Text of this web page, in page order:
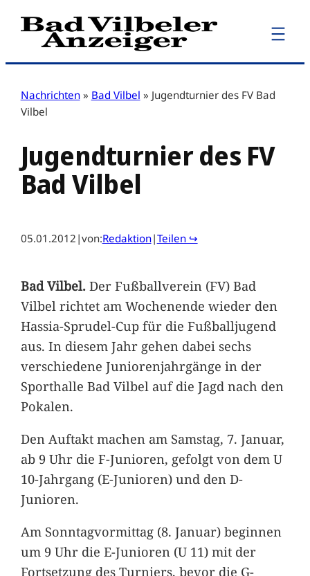
Zum
Inhalt
Nachrichten » Bad Vilbel » Jugendturnier des FV Bad
Vilbel
Jugendturnier des FV
Bad Vilbel
05.01.2012 |von:Redaktion|Teilen ↪
Bad Vilbel.Der Fußballverein (FV) Bad
Vilbel richtet am Wochenende wieder den
Hassia-Sprudel-Cup für die Fußballjugend
aus. In diesem Jahr gehen dabei sechs
verschiedene Juniorenjahrgänge in der
Sporthalle Bad Vilbel auf die Jagd nach den
Pokalen.
Den Auftakt machen am Samstag, 7. Januar,
ab 9 Uhr die F-Junioren, gefolgt von dem U
10-Jahrgang (E-Junioren) und den D-
Junioren.
Am Sonntagvormittag (8. Januar) beginnen
um 9 Uhr die E-Junioren (U 11) mit der
Fortsetzung des Turniers, bevor die G-